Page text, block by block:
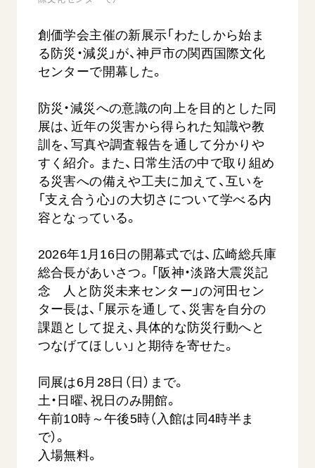
略年表
入会について
関連団体
道府県中心会館
聖教ブックストア
soka youth media
SGIピースサイト
SOKA PICKS すべて見る
心」 長崎県 吉岡加…
2026.08.09
SDGs 平和 動画
証言
創価学会主催の新展示「わたしから始ま
る防災・減災」が、神戸市の関西国際文化
センターで開幕した。
防災・減災への意識の向上を目的とした同
展は、近年の災害から得られた知識や教
訓を、写真や調査報告を通して分かりや
すく紹介。また、日常生活の中で取り組め
る災害への備えや工夫に加えて、互いを
「支え合う心」の大切さについて学べる内
容となっている。
2026年1月16日の開幕式では、広崎総兵庫
総合長があいさつ。「阪神・淡路大震災記
念 人と防災未来センター」の河田セン
ター長は、「展示を通して、災害を自分の
課題として捉え、具体的な防災行動へと
つなげてほしい」と期待を寄せた。
同展は6月28日（日）まで。
土・日曜、祝日のみ開館。
午前10時～午後5時（入館は同4時半ま
で）。
入場無料。